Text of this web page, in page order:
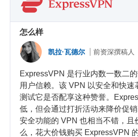
怎么样
凯拉·瓦德尔 前资深撰稿人
ExpressVPN 是行业内数一数二
用户信赖。该 VPN 以安全和快速
测试它是否配享这种赞誉。
低，但会通过打折活动来降价促
安全功能的 VPN 也相当不错，且
么，花大价钱购买 ExpressVPN